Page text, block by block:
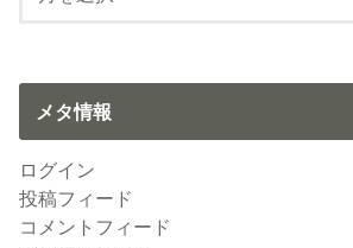
メタ情報
ログイン
投稿フィード
コメントフィード